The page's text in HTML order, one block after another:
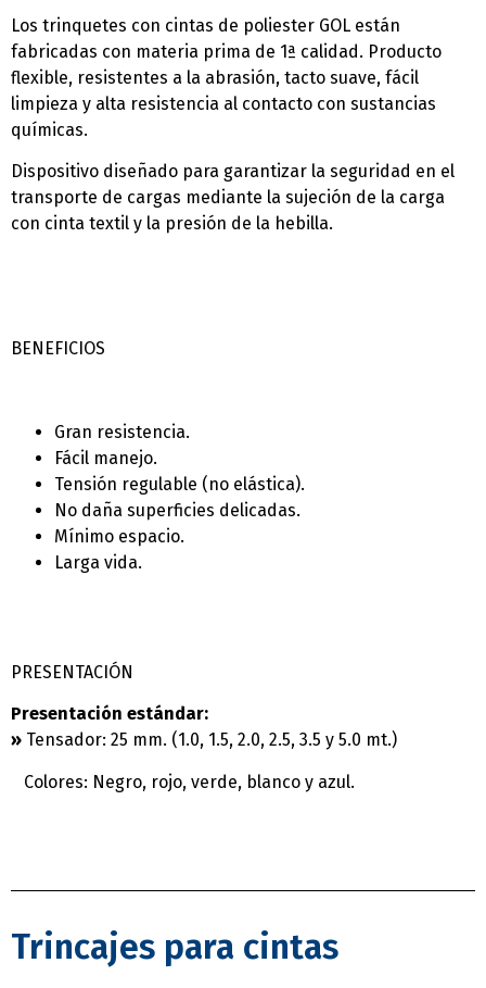
Los trinquetes con cintas de poliester GOL están
fabricadas con materia prima de 1ª calidad. Producto
flexible, resistentes a la abrasión, tacto suave, fácil
limpieza y alta resistencia al contacto con sustancias
químicas.
Dispositivo diseñado para garantizar la seguridad en el
transporte de cargas mediante la sujeción de la carga
con cinta textil y la presión de la hebilla.
BENEFICIOS
Gran resistencia.
Fácil manejo.
Tensión regulable (no elástica).
No daña superficies delicadas.
Mí­nimo espacio.
Larga vida.
PRESENTACIÓN
Presentación estándar:
» Tensador: 25 mm. (1.0, 1.5, 2.0, 2.5, 3.5 y 5.0 mt.)
Colores: Negro, rojo, verde, blanco y azul.
Trincajes para cintas